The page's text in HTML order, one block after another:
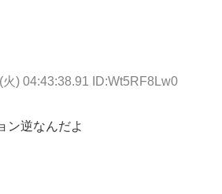
火) 04:43:38.91 ID:Wt5RF8Lw0
ン逆なんだよ